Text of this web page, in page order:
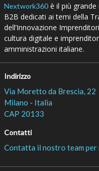
Nextwork360è il più grande
B2B dedicati ai temi della
dell’Innovazione
cultura digitale e
amministrazioni italiane.
Indirizzo
Via Moretto da Brescia, 22
Milano - Italia
CAP 20133
Contatti
Contatta il nostro team